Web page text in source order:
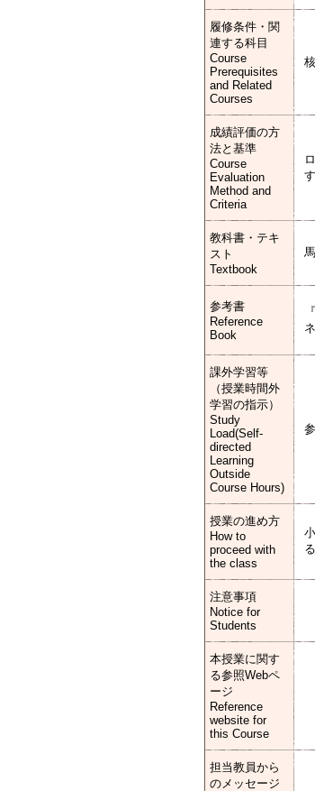
履修条件・関
連する科目
Course
Prerequisites
and Related
Courses
成績評価の方
法と基準
Course
Evaluation
Method and
Criteria
教科書・テキ
スト
Textbook
参考書
Reference
Book
課外学習等
（授業時間外
学習の指示）
Study
Load(Self-
directed
Learning
Outside
Course Hours)
授業の進め方
How to
proceed with
the class
注意事項
Notice for
Students
本授業に関す
る参照Webペ
ージ
Reference
website for
this Course
担当教員から
のメッセージ